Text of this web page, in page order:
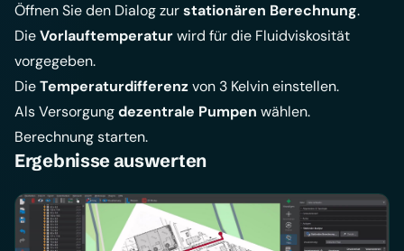
Öffnen Sie den Dialog zurstationären Berechnung.
DieVorlauftemperaturwird für die Fluidviskosität
vorgegeben.
DieTemperaturdifferenzvon 3 Kelvin einstellen.
Als Versorgungdezentrale Pumpen wählen.
Berechnung starten.
Ergebnisse auswerten